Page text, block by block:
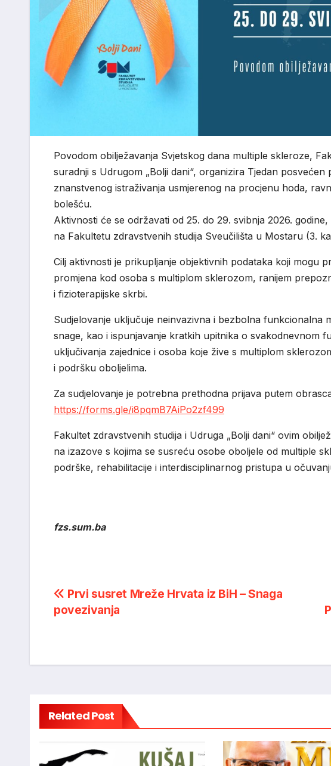
Povodom obilježavanja Svjetskog dana multiple skleroze,
suradnji s Udrugom „Bolji dani“, organizira Tjedan
znanstvenog istraživanja usmjerenog na procjenu hoda,
bolešću.
Aktivnosti će se održavati od 25. do 29. svibnja 2026.
na Fakultetu zdravstvenih studija Sveučilišta u Mostaru (3.
Cilj aktivnosti je prikupljanje objektivnih podataka koji mogu
promjena kod osoba s multiplom sklerozom, ranijem
i fizioterapijske skrbi.
Sudjelovanje uključuje neinvazivna i bezbolna funkcionalna
snage, kao i ispunjavanje kratkih upitnika o svakodnevnom
uključivanja zajednice i osoba koje žive s multiplom
i podršku oboljelima.
Za sudjelovanje je potrebna prethodna prijava putem
https://forms.gle/i8pqmB7AiPo2zf499
Fakultet zdravstvenih studija i Udruga „Bolji dani“ ovim
na izazove s kojima se susreću osobe oboljele od multiple
podrške, rehabilitacije i interdisciplinarnog pristupa u
fzs.sum.ba
Post
navigation
Prvi susret Mreže Hrvata iz BiH – Snaga
povezivanja
Related Post